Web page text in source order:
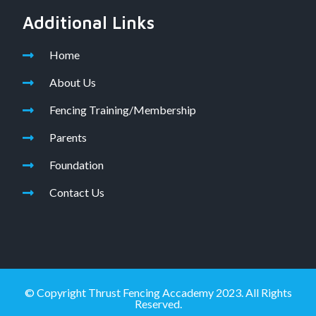
Additional Links
Home
About Us
Fencing Training/Membership
Parents
Foundation
Contact Us
© Copyright Thrust Fencing Accademy 2023. All Rights
Reserved.